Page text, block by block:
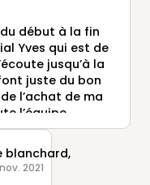
Donc
aucun
vivement
lez
début à la fin
Yves qui est de
jusqu’à la
juste du bon
l’achat de ma
l’équipe
blanchard,
2021